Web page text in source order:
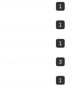
1
1
1
3
1